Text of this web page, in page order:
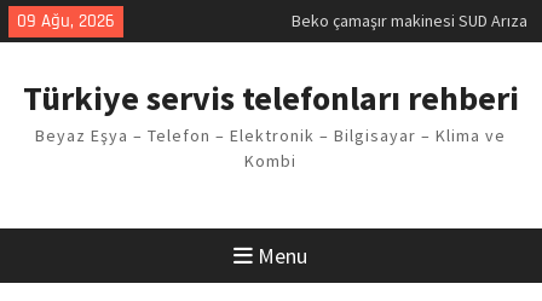
Skip
to
09 Ağu, 2026
Demirdöküm buzdolabı E1 Arıza
Kodu
Arızası Çözümü
E02 Arıza Kodu Regal kombi
Sorunu
Türkiye servis telefonları rehberi
Beyaz Eşya – Telefon – Elektronik – Bilgisayar – Klima ve
Kombi
Menu